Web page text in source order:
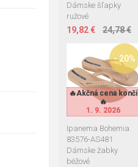
Dámske šľapky
ružové
19,82 € 24,78 €
🔥Akčná cena končí
🔥
1. 9. 2026
🔥Akčná cena končí
🔥
1. 9. 2026
- 20%
Ipanema Bohemia
83576-AS481
Dámske žabky
béžové
37 38
39
41-42